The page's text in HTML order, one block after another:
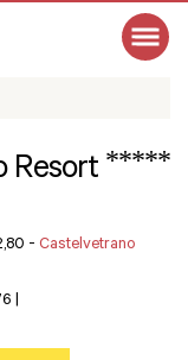
Resort *****
- Castelvetrano
|